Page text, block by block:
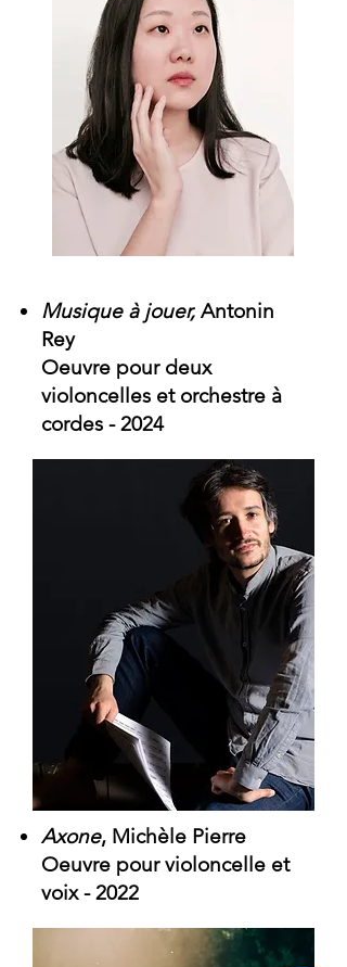
Musique à jouer, Antonin
Rey
Oeuvre pour deux
violoncelles et orchestre à
cordes -2024
Axone, Michèle Pierre
Oeuvre pour violoncelle et
voix -2022